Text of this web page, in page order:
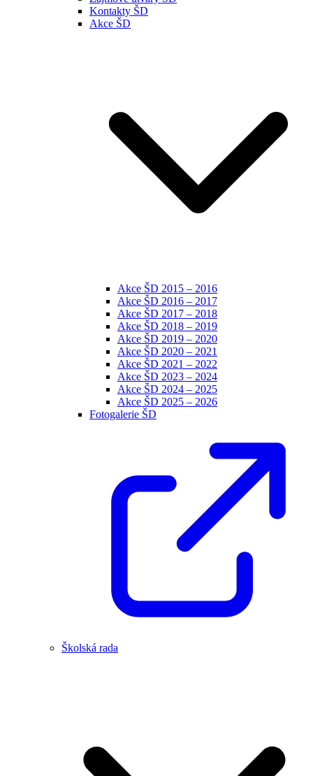
Kontakty ŠD
Akce ŠD
Akce ŠD 2015 – 2016
Akce ŠD 2016 – 2017
Akce ŠD 2017 – 2018
Akce ŠD 2018 – 2019
Akce ŠD 2019 – 2020
Akce ŠD 2020 – 2021
Akce ŠD 2021 – 2022
Akce ŠD 2023 – 2024
Akce ŠD 2024 – 2025
Akce ŠD 2025 – 2026
Fotogalerie ŠD
Školská rada